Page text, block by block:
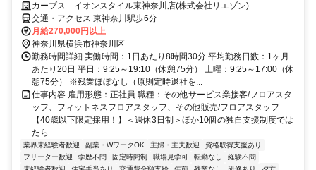
カーブス イオンスタイル東神奈川店(株式会社リエゾン)
交通・アクセス 東神奈川駅歩6分
月給270,000円以上
神奈川県横浜市神奈川区
勤務時間詳細 実働時間：1日あたり8時間30分 平均勤務日数：1ヶ月
あたり20日 平日：9:25～19:10（休憩75分） 土曜：9:25～17:00（休
憩75分） ※残業ほぼなし（原則定時退社を...
仕事内容 雇用形態：正社員 職種：その他サービス業接客/フロアスタ
ッフ、フィットネスフロアスタッフ、その他販売/フロアスタッフ
【40歳以下限定採用！】＜週休3日制＞ほか10個の独自支援制度では
たら...
業界未経験者歓迎 副業・WワークOK 主婦・主夫歓迎
資格取得支援あり
フリーター歓迎
学歴不問 固定時間制 職場見学可 転勤なし
経験不問